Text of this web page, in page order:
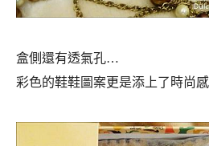
盒側還有透氣孔…
彩色的鞋鞋圖案更是添上了時尚感